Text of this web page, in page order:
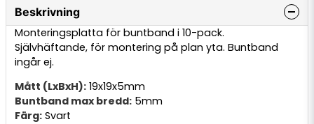
Beskrivning
Monteringsplatta för buntband i 10-pack.
Självhäftande, för montering på plan yta. Buntband
ingår ej.
Mått (LxBxH): 19x19x5mm
Buntband max bredd: 5mm
Färg: Svart